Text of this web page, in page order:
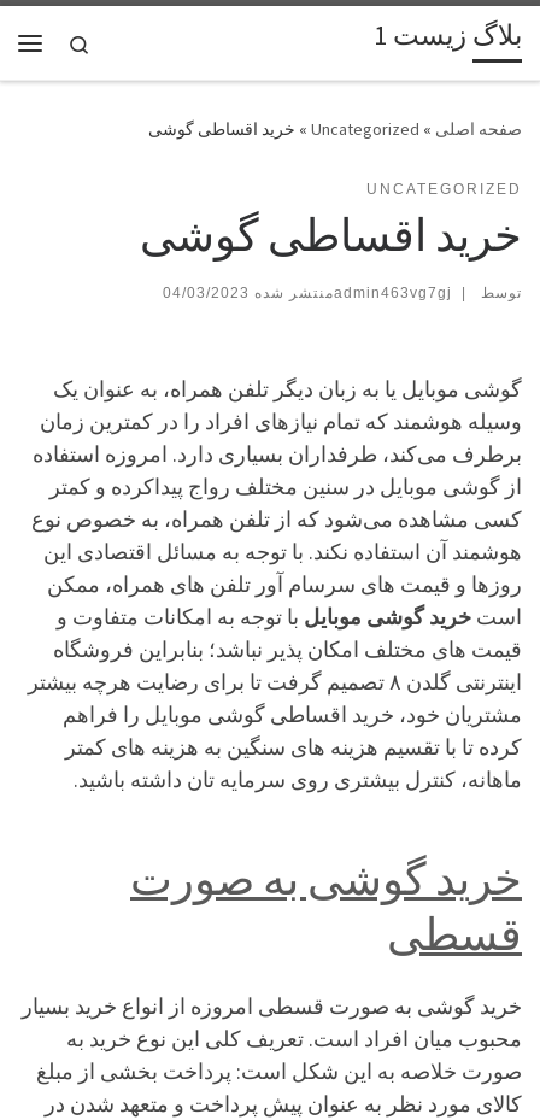
پرش به محتوا بلاگ زیست 1
Search
»
Uncategorized
» خرید اقساطی گوشی
UNCATEGORIZED
خرید اقساطی گوشی
توسط admin463vg7gj |
04/03/2023
گوشی موبایل یا به زبان دیگر تلفن همراه، به عنوان یک
وسیله هوشمند که تمام نیازهای افراد را در کمترین زمان
برطرف می‌کند، طرفداران بسیاری دارد. امروزه استفاده
از گوشی موبایل در سنین مختلف رواج پیداکرده و کمتر
کسی مشاهده می‌شود که از تلفن همراه، به خصوص نوع
هوشمند آن استفاده نکند. با توجه به مسائل اقتصادی این
روزها و قیمت های سرسام آور تلفن های همراه، ممکن
است خرید گوشی موبایل با توجه به امکانات متفاوت و
قیمت های مختلف امکان پذیر نباشد؛ بنابراین فروشگاه
اینترنتی گلدن ۸ تصمیم گرفت تا برای رضایت هرچه بیشتر
مشتریان خود، خرید اقساطی گوشی موبایل را فراهم
کرده تا با تقسیم هزینه های سنگین به هزینه های کمتر
ماهانه، کنترل بیشتری روی سرمایه تان داشته باشید.
خرید گوشی به صورت
قسطی
خرید گوشی به صورت قسطی امروزه از انواع خرید بسیار
محبوب میان افراد است. تعریف کلی این نوع خرید به
صورت خلاصه به این شکل است: پرداخت بخشی از مبلغ
کالای مورد نظر به عنوان پیش پرداخت و متعهد شدن در